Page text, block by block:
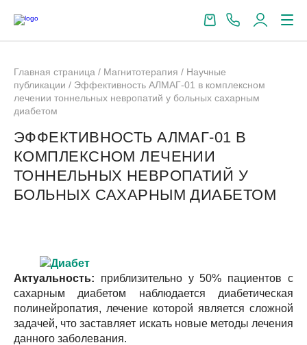
Главная страница / Магнитотерапия / Научные
публикации / Эффективность АЛМАГ-01 в комплексном
лечении тоннельных невропатий у больных сахарным
диабетом
ЭФФЕКТИВНОСТЬ АЛМАГ-01 В
КОМПЛЕКСНОМ ЛЕЧЕНИИ
ТОННЕЛЬНЫХ НЕВРОПАТИЙ У
БОЛЬНЫХ САХАРНЫМ ДИАБЕТОМ
Актуальность: приблизительно у 50% пациентов с
сахарным диабетом наблюдается диабетическая
полинейропатия, лечение которой является сложной
задачей, что заставляет искать новые методы лечения
данного заболевания.